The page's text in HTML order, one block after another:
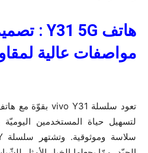
هاتف :
مواصفات عالية
لتسهيل حياة المستخدمين اليوميّة